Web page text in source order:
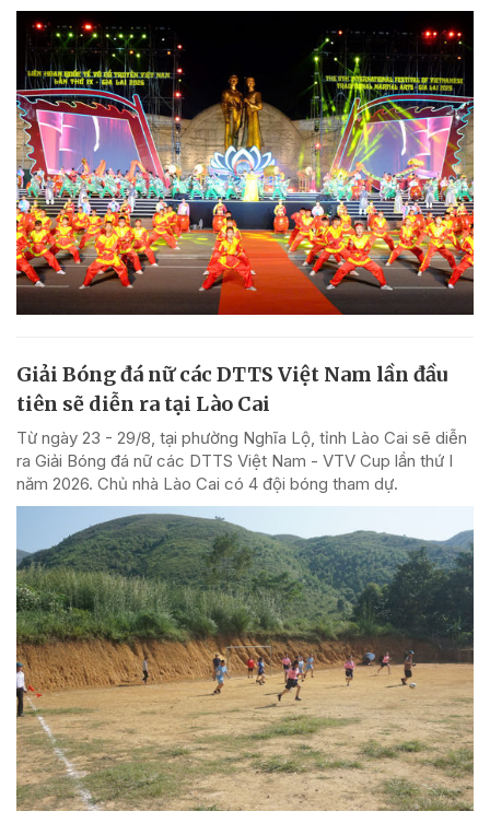
Giải Bóng đá nữ các DTTS Việt Nam lần đầu
tiên sẽ diễn ra tại Lào Cai
Từ ngày 23 - 29/8, tại phường Nghĩa Lộ, tỉnh Lào Cai sẽ diễn
ra Giải Bóng đá nữ các DTTS Việt Nam - VTV Cup lần thứ I
năm 2026. Chủ nhà Lào Cai có 4 đội bóng tham dự.